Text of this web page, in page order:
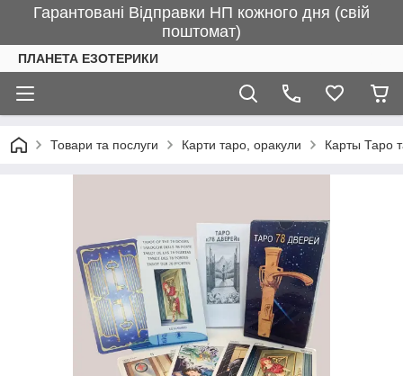
Гарантовані Відправки НП кожного дня (свій
поштомат)
ПЛАНЕТА ЕЗОТЕРИКИ
Товари та послуги Карти таро, оракули Карты Таро